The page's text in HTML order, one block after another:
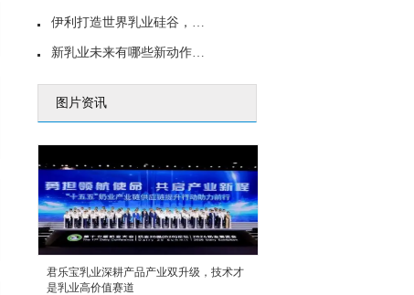
伊利打造世界乳业硅谷，全新全链赋能携手共富
新乳业未来有哪些新动作？内生外拓 鲜酸双强
图片资讯
君乐宝乳业深耕产品产业双升级，技术才
是乳业高价值赛道